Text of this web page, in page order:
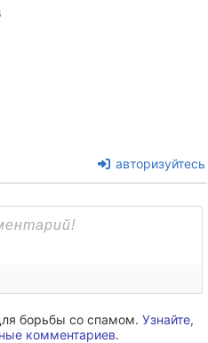
авторизуйтесь
борьбы со спамом. Узнайте,
комментариев.